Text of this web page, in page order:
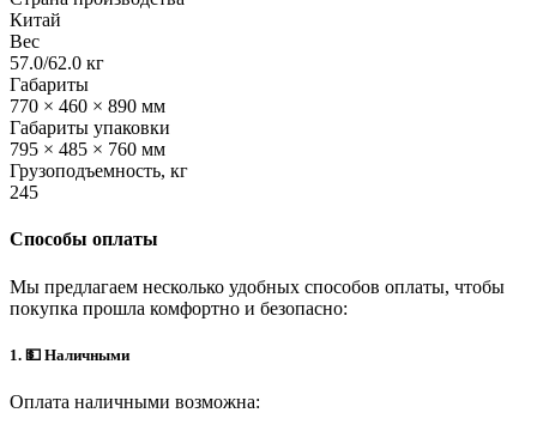
Китай
Вес
57.0/62.0 кг
Габариты
770 × 460 × 890 мм
Габариты упаковки
795 × 485 × 760 мм
Грузоподъемность, кг
245
Способы оплаты
Мы предлагаем несколько удобных способов оплаты, чтобы
покупка прошла комфортно и безопасно:
1. 💵 Наличными
Оплата наличными возможна: